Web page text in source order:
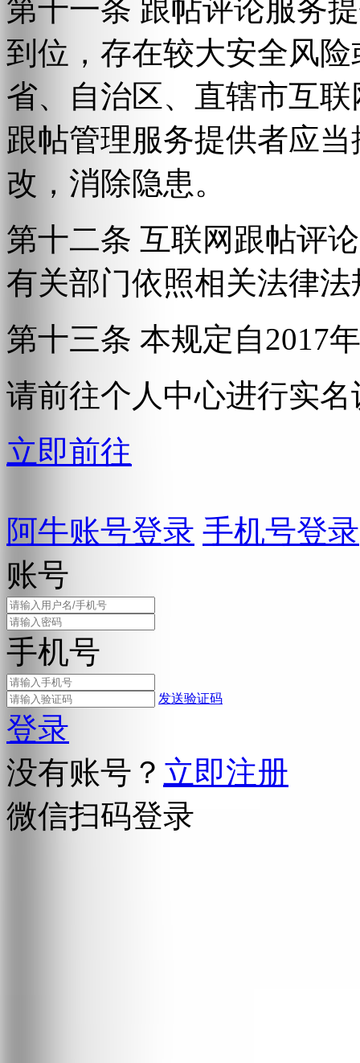
第十一条 跟帖评论服务
到位，存在较大安全风
省、自治区、直辖市互
跟帖管理服务提供者应
改，消除隐患。
第十二条 互联网跟帖评
有关部门依照相关法律
第十三条 本规定自2017
请前往个人中心进行实名
立即前往
阿牛账号登录 手机号登录
账号
手机号
发送验证码
登录
没有账号？ 立即注册
微信扫码登录